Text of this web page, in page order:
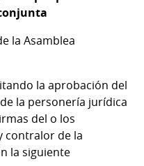
la Asamblea
la aprobación del
la personería jurídica
del o los
contralor de la
la siguiente